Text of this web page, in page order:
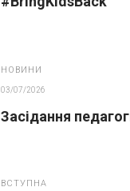
НОВИНИ
03/07/2026
Засідання
ВСТУПНА